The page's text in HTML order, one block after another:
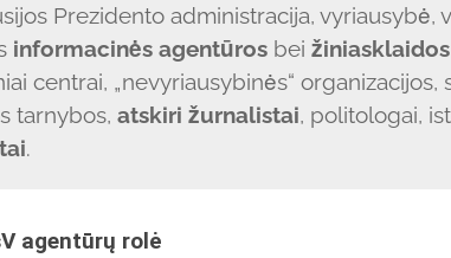
Prezidento administracija, vyriausybė,
informacinės agentūrosbei
centrai, „nevyriausybinės“ organizacijos,
tarnybos, atskiri žurnalistai, politologai,
.
agentūrų rolė